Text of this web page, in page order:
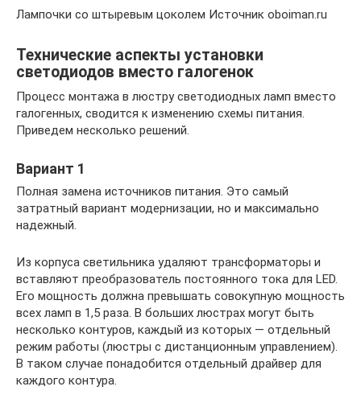
Лампочки со штыревым цоколем Источник oboiman.ru
Технические аспекты установки
светодиодов вместо галогенок
Процесс монтажа в люстру светодиодных ламп вместо
галогенных, сводится к изменению схемы питания.
Приведем несколько решений.
Вариант 1
Полная замена источников питания. Это самый
затратный вариант модернизации, но и максимально
надежный.
Из корпуса светильника удаляют трансформаторы и
вставляют преобразователь постоянного тока для LED.
Его мощность должна превышать совокупную мощность
всех ламп в 1,5 раза. В больших люстрах могут быть
несколько контуров, каждый из которых — отдельный
режим работы (люстры с дистанционным управлением).
В таком случае понадобится отдельный драйвер для
каждого контура.